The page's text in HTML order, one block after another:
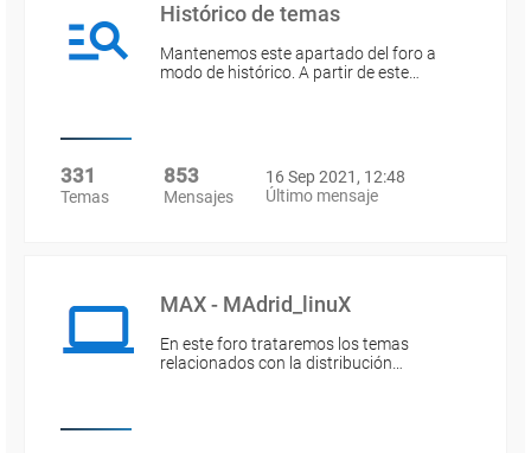
Histórico de temas
Mantenemos este apartado del foro a
modo de histórico. A partir de este…
331
Temas
853
Mensajes
16 Sep 2021, 12:48
Último mensaje
MAX - MAdrid_linuX
En este foro trataremos los temas
relacionados con la distribución…